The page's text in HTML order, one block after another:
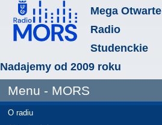
Mega Otwarte
Radio
Studenckie
Nadajemy od 2009 roku
Menu - MORS
O radiu